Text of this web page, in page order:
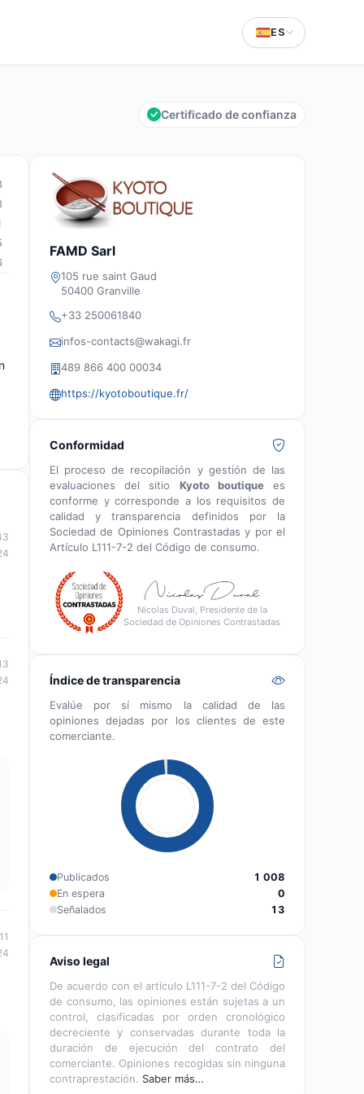
ES
Certificado de confianza
FAMD Sarl
105 rue saint Gaud
50400 Granville
+33 250061840
infos-contacts@wakagi.fr
489 866 400 00034
https://kyotoboutique.fr/
Conformidad
El proceso de recopilación y gestión de las
evaluaciones del sitio Kyoto boutiquees
conforme y corresponde a los requisitos de
calidad y transparencia definidos por la
Sociedad de Opiniones Contrastadas y por el
Artículo L111-7-2 del Código de consumo.
Nicolas Duval, Presidente de la
Sociedad de Opiniones Contrastadas
Índice de transparencia
Evalúe por sí mismo la calidad de las
opiniones dejadas por los clientes de este
comerciante.
Publicados
1 008
En espera
0
Señalados
13
Aviso legal
De acuerdo con el artículo L111-7-2 del Código
de consumo, las opiniones están sujetas a un
control, clasificadas por orden cronológico
decreciente y conservadas durante toda la
duración de ejecución del contrato del
comerciante. Opiniones recogidas sin ninguna
contraprestación. Saber más…